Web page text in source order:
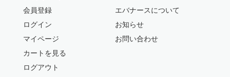
会員登録
ログイン
マイページ
カートを見る
ログアウト
エバナースについて
お知らせ
お問い合わせ